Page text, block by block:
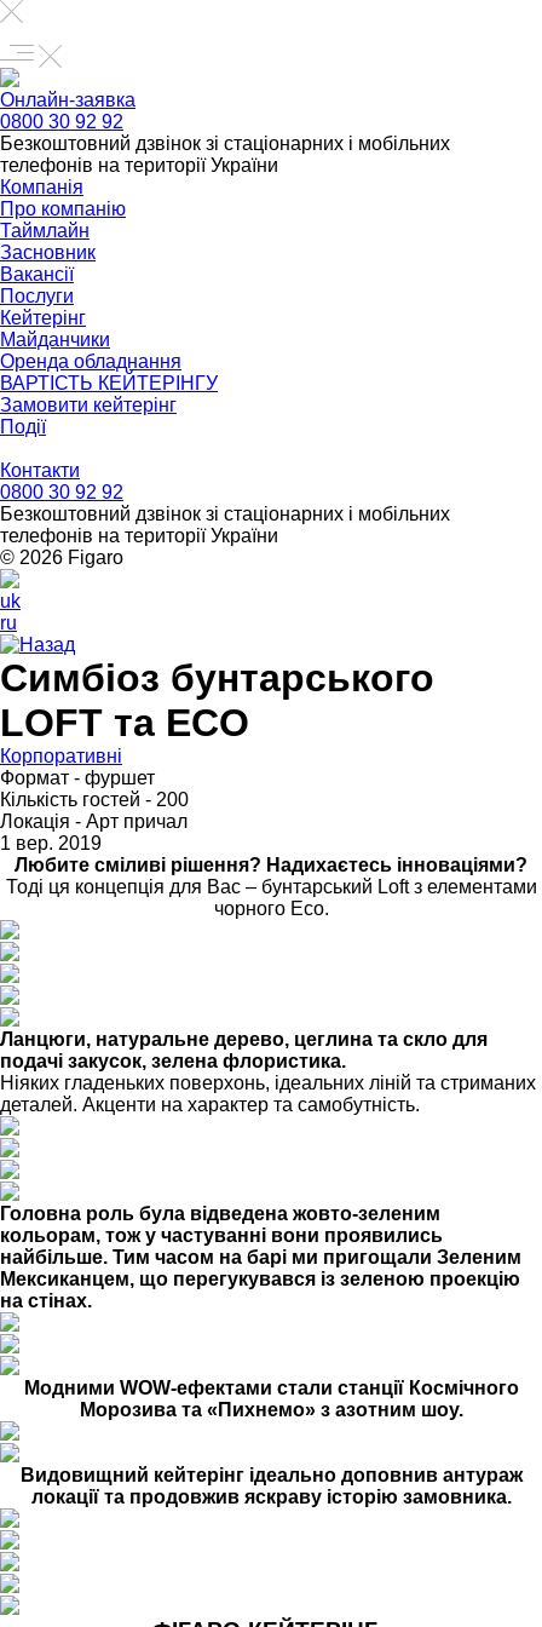
Онлайн-заявка
0800 30 92 92
Безкоштовний дзвінок зі стаціонарних і мобільних
телефонів на території України
Компанія
Про компанію
Таймлайн
Засновник
Вакансії
Послуги
Кейтерінг
Майданчики
Оренда обладнання
ВАРТІСТЬ КЕЙТЕРІНГУ
Замовити кейтерінг
Події
Контакти
0800 30 92 92
Безкоштовний дзвінок зі стаціонарних і мобільних
телефонів на території України
© 2026 Figarо
uk
ru
Назад
Симбіоз бунтарського
LOFT та ECO
Корпоративні
Формат - фуршет
Кількість гостей - 200
Локація - Арт причал
1 вер. 2019
Любите сміливі рішення? Надихаєтесь інноваціями?
Тоді ця концепція для Вас – бунтарський Loft з елементами
чорного Eco.
Ланцюги, натуральне дерево, цеглина та скло для
подачі закусок, зелена флористика.
Ніяких гладеньких поверхонь, ідеальних ліній та стриманих
деталей. Акценти на характер та самобутність.
Головна роль була відведена жовто-зеленим
кольорам, тож у частуванні вони проявились
найбільше. Тим часом на барі ми пригощали Зеленим
Мексиканцем, що перегукувався із зеленою проекцію
на стінах.
Модними WOW-ефектами стали станції Космічного
Морозива та «Пихнемо» з азотним шоу.
Видовищний кейтерінг ідеально доповнив антураж
локації та продовжив яскраву історію замовника.